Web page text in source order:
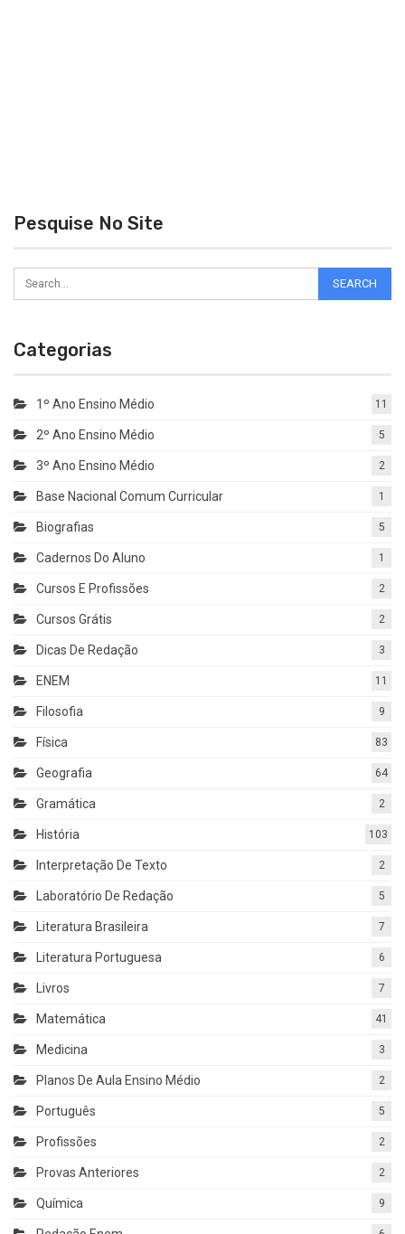
Pesquise No Site
Categorias
1º Ano Ensino Médio 11
2º Ano Ensino Médio 5
3º Ano Ensino Médio 2
Base Nacional Comum Curricular 1
Biografias 5
Cadernos Do Aluno 1
Cursos E Profissões 2
Cursos Grátis 2
Dicas De Redação 3
ENEM 11
Filosofia 9
Física 83
Geografia 64
Gramática 2
História 103
Interpretação De Texto 2
Laboratório De Redação 5
Literatura Brasileira 7
Literatura Portuguesa 6
Livros 7
Matemática 41
Medicina 3
Planos De Aula Ensino Médio 2
Português 5
Profissões 2
Provas Anteriores 2
Química 9